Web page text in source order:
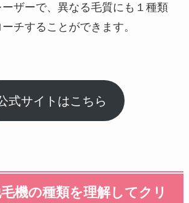
ザーで、異なる毛質にも１種類
チすることができます。
式サイトはこちら
機の種類を理解してクリ